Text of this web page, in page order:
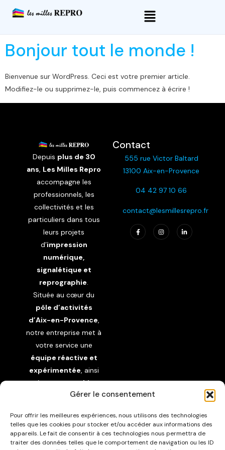
Gérer le consentement
Pour offrir les meilleures expériences, nous utilisons des technologies
telles que les cookies pour stocker et/ou accéder aux informations des
appareils. Le fait de consentir à ces technologies nous permettra de
traiter des données telles que le comportement de navigation ou les ID
Bonjour tout le monde !
Bienvenue sur WordPress. Ceci est votre premier article.
Modifiez-le ou supprimez-le, puis commencez à écrire !
Depuis plus de 30
ans, Les Milles Repro
accompagne les
professionnels, les
collectivités et les
particuliers dans tous
leurs projets
d’impression
numérique,
signalétique et
reprographie.
Située au cœur du
pôle d’activités
d’Aix-en-Provence,
notre entreprise met à
votre service une
équipe réactive et
expérimentée, ainsi
qu’unparc machine
moderne et
garantir une qualité
d’impression
irréprochableet des
Contact
555 rue Victor Baltard
13100 Aix-en-Provence
04 42 97 10 66
contact@lesmillesrepro.fr